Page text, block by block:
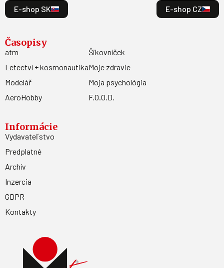
E-shop SK
E-shop CZ
Časopisy
atm
Letectví + kosmonautika
Modelář
AeroHobby
Šikovníček
Moje zdravie
Moja psychológia
F.O.O.D.
Informácie
Vydavateľstvo
Predplatné
Archív
Inzercia
GDPR
Kontakty